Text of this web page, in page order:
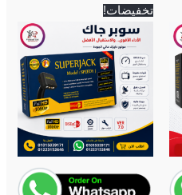
الحالي
هو:
3,200 EGP.
تخفيضات!
هو:
3,000 EGP.
هو:
2,900 EGP.